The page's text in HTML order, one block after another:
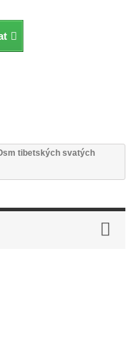
tibetských svatých